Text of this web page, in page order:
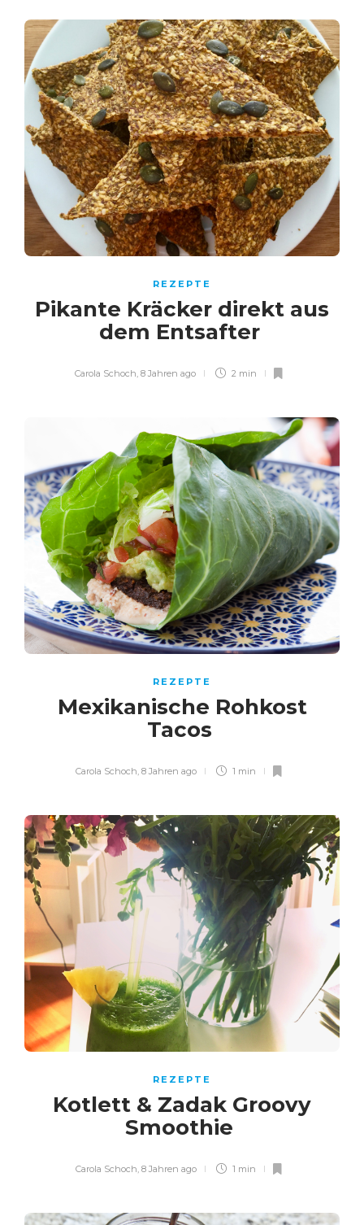
REZEPTE
Pikante Kräcker direkt aus
dem Entsafter
Carola Schoch, 8 Jahren ago 2 min
REZEPTE
Mexikanische Rohkost
Tacos
Carola Schoch, 8 Jahren ago 1 min
REZEPTE
Kotlett & Zadak Groovy
Smoothie
Carola Schoch, 8 Jahren ago 1 min